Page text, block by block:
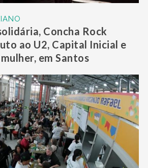
Concha Rock
ao U2, Capital Inicial e
em Santos